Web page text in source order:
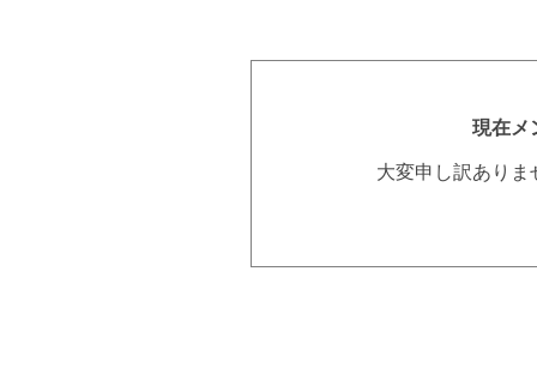
現在メ
大変申し訳あり